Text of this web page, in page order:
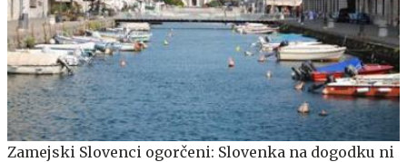
Zamejski Slovenci ogorčeni: Slovenka na dogodku ni